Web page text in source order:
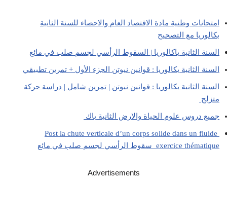
امتحانات وطنية مادة الاقتصاد العام والاحصاء للسنة الثانية
بكالوريا مع التصحيح
السنة الثانية باكالوريا | السقوط الرأسي لجسم صلب في مائع
السنة الثانية بكالوريا : قوانين نيوتن الجزء الأول + تمرين تطبيقي
السنة الثانية بكالوريا : قوانين نيوتن | تمرين شامل | دراسة حركة
متزلج
جميع دروس علوم الحياة والارض الثانية باك
Post la chute verticale d’un corps solide dans un fluide
exercice thématique سقوط الرأسي لجسم صلب في مائع
Advertisements